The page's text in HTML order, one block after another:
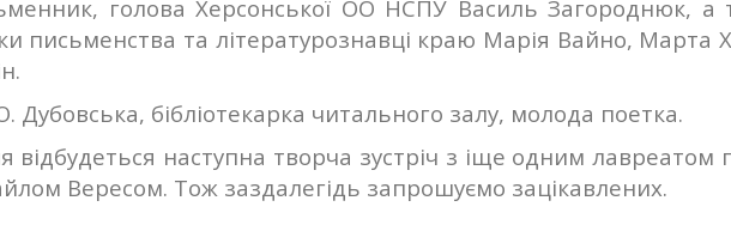
голова Херсонської ОО НСПУ Василь Загороднюк, а
письменства та літературознавці краю Марія Вайно, Марта
Дубовська, бібліотекарка читального залу, молода поетка.
відбудеться наступна творча зустріч з іще одним лавреатом
Вересом. Тож заздалегідь запрошуємо зацікавлених.